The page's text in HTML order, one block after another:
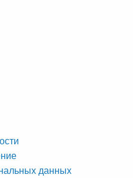
данных